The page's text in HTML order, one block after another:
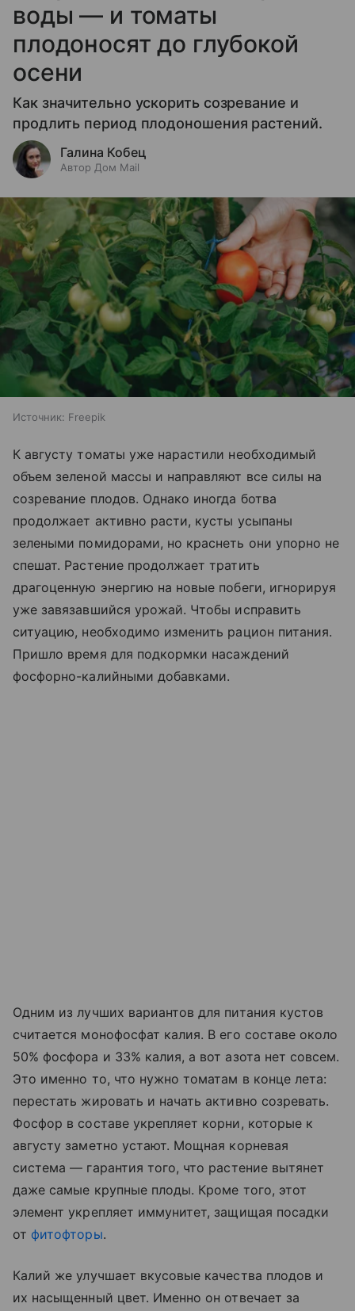
воды — и томаты
плодоносят до глубокой
осени
Как значительно ускорить созревание и
продлить период плодоношения растений.
Галина Кобец
Автор Дом Mail
Источник: Freepik
К августу томаты уже нарастили необходимый
объем зеленой массы и направляют все силы на
созревание плодов. Однако иногда ботва
продолжает активно расти, кусты усыпаны
зелеными помидорами, но краснеть они упорно не
спешат. Растение продолжает тратить
драгоценную энергию на новые побеги, игнорируя
уже завязавшийся урожай. Чтобы исправить
ситуацию, необходимо изменить рацион питания.
Пришло время для подкормки насаждений
фосфорно-калийными добавками.
Одним из лучших вариантов для питания кустов
считается монофосфат калия. В его составе около
50% фосфора и 33% калия, а вот азота нет совсем.
Это именно то, что нужно томатам в конце лета:
перестать жировать и начать активно созревать.
Фосфор в составе укрепляет корни, которые к
августу заметно устают. Мощная корневая
система — гарантия того, что растение вытянет
даже самые крупные плоды. Кроме того, этот
элемент укрепляет иммунитет, защищая посадки
от фитофторы.
Калий же улучшает вкусовые качества плодов и
их насыщенный цвет. Именно он отвечает за